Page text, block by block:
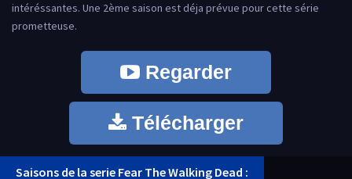
intéréssantes. Une 2ème saison est déja prévue pour cette série
prometteuse.
Regarder
Télécharger
Saisons de la serie Fear The Walking Dead :